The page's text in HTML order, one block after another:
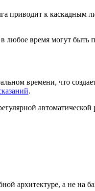
приводит к каскадным
в любое время могут
времени, что
.
автоматической
архитектуре, а не на